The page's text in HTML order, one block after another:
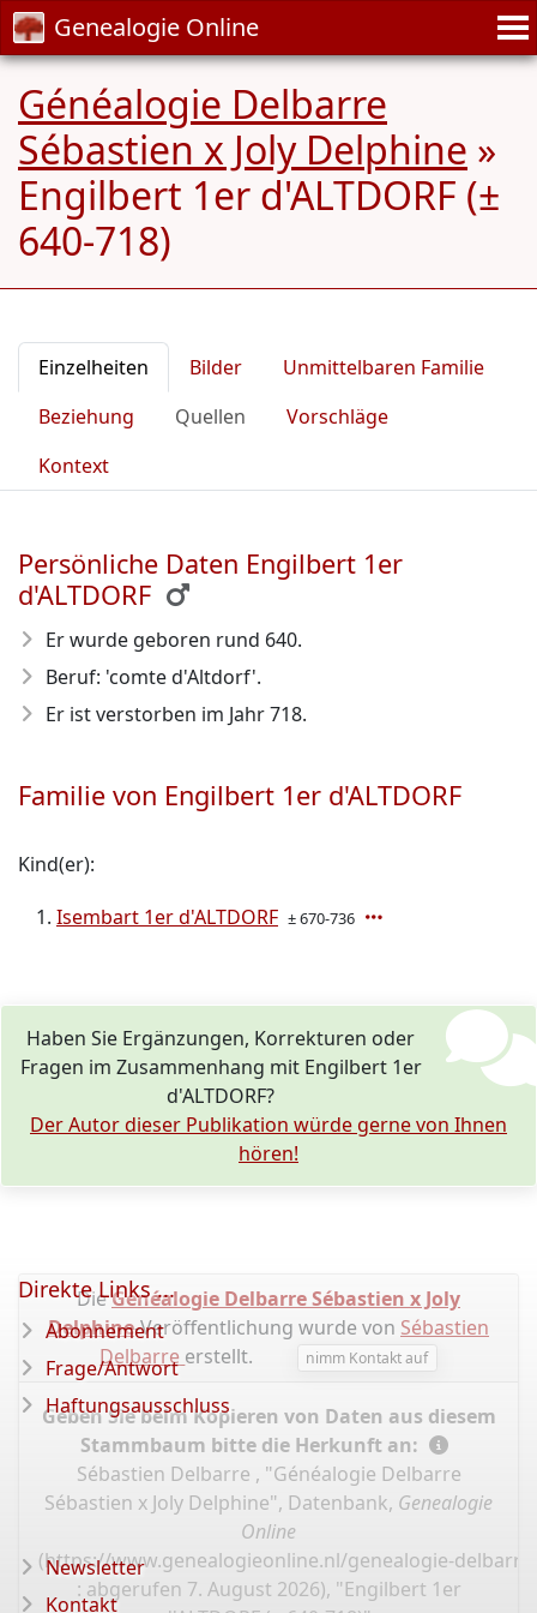
Genealogie Online
Généalogie Delbarre
Sébastien x Joly Delphine »
Engilbert 1er d'ALTDORF (±
640-718)
Einzelheiten Bilder
Unmittelbaren Familie
Beziehung
Quellen
Vorschläge
Kontext
Persönliche Daten Engilbert 1er
d'ALTDORF
Er wurde geboren rund 640.
Beruf: 'comte d'Altdorf'.
Er ist verstorben im Jahr 718.
Familie von Engilbert 1er d'ALTDORF
Kind(er):
Isembart 1er d'ALTDORF ± 670-736
Haben Sie Ergänzungen, Korrekturen oder
Fragen im Zusammenhang mit Engilbert 1er
d'ALTDORF?
Der Autor dieser Publikation würde gerne von Ihnen
hören!
DieGénéalogie Delbarre Sébastien x Joly
Delphine-Veröffentlichung wurde von Sébastien
Delbarre erstellt. nimm Kontakt auf
Geben Sie beim Kopieren von Daten aus diesem
Stammbaum bitte die Herkunft an:
Sébastien Delbarre , "Généalogie Delbarre
Sébastien x Joly Delphine", Datenbank, Genealogie
Online
(https://www.genealogieonline.nl/genealogie-
: abgerufen 7. August 2026), "Engilbert 1er
Direkte Links ...
Abonnement
Frage/Antwort
Haftungsausschluss
Newsletter
Kontakt